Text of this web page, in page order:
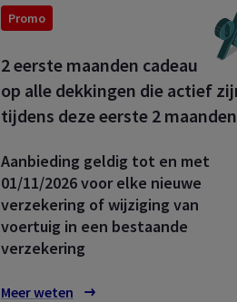
Promo
2 eerste maanden cadeau​
op alle dekkingen die actief
tijdens deze eerste 2
Aanbieding geldig tot en met
01/11/2026 voor elke nieuwe
verzekering of wijziging van
voertuig in een bestaande
verzekering
Meer weten